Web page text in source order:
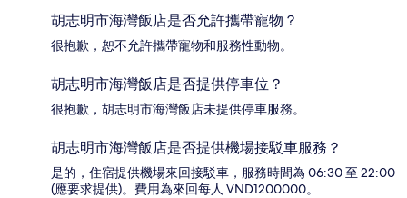
胡志明市海灣飯店是否允許攜帶寵物？
很抱歉，恕不允許攜帶寵物和服務性動物。
胡志明市海灣飯店是否提供停車位？
很抱歉，胡志明市海灣飯店未提供停車服務。
胡志明市海灣飯店是否提供機場接駁車服務？
是的，住宿提供機場來回接駁車，服務時間為 06:30 至 22:00
(應要求提供)。費用為來回每人 VND1200000。